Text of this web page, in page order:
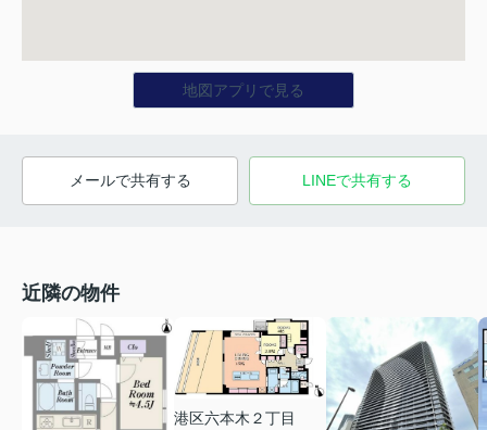
地図アプリで見る
メールで共有する LINEで共有する
近隣の物件
港区六本木２丁目